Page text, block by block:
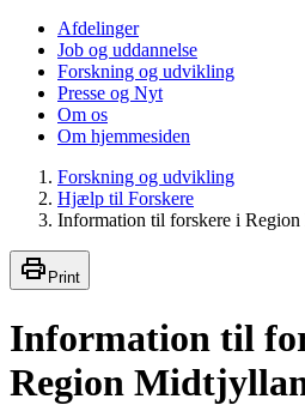
Afdelinger
Job og uddannelse
Forskning og udvikling
Presse og Nyt
Om os
Om hjemmesiden
Forskning og udvikling
Hjælp til Forskere
Information til forskere i
Print
Information til
Region